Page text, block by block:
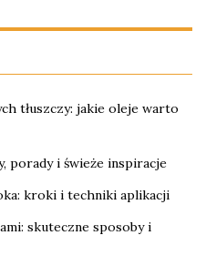
tłuszczy: jakie oleje warto
porady i świeże inspiracje
kroki i techniki aplikacji
skuteczne sposoby i